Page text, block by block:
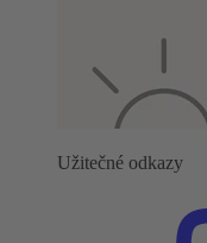
Užitečné odkazy